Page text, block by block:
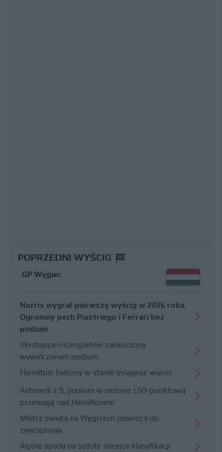
POPRZEDNI WYŚCIG
GP Węgier
Norris wygrał pierwszy wyścig w 2026 roku.
Ogromny pech Piastriego i Ferrari bez
podium
Verstappen kompletnie zaskoczony
wywalczonym podium
Hamilton: byliśmy w stanie osiągnąć więcej
Antonelli z 9. podium w sezonie i 50-punktową
przewagą nad Hamiltonem
Mistrz świata na Węgrzech powrócił do
zwyciężania
Alpine spada na szóste miejsce klasyfikacji